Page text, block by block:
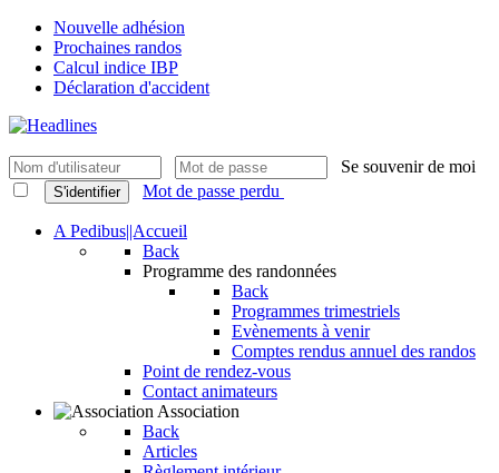
Nouvelle adhésion
Prochaines randos
Calcul indice IBP
Déclaration d'accident
Se souvenir de moi
S'identifier Mot de passe perdu
A Pedibus||Accueil
Back
Programme des randonnées
Back
Programmes trimestriels
Evènements à venir
Comptes rendus annuel des randos
Point de rendez-vous
Contact animateurs
Association
Back
Articles